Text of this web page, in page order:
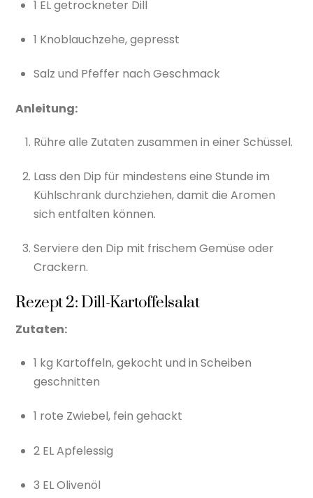
1 EL getrockneter Dill
1 Knoblauchzehe, gepresst
Salz und Pfeffer nach Geschmack
Anleitung:
Rühre alle Zutaten zusammen in einer Schüssel.
Lass den Dip für mindestens eine Stunde im
Kühlschrank durchziehen, damit die Aromen
sich entfalten können.
Serviere den Dip mit frischem Gemüse oder
Crackern.
Rezept 2: Dill-Kartoffelsalat
Zutaten:
1 kg Kartoffeln, gekocht und in Scheiben
geschnitten
1 rote Zwiebel, fein gehackt
2 EL Apfelessig
3 EL Olivenöl